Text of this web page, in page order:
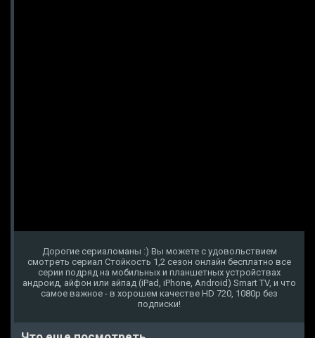
Дорогие сериаломаны :) Вы можете с удовольствием
смотреть сериал Стойкость 1,2 сезон онлайн бесплатно все
серии подряд на мобильных и планшетных устройствах
андроид, айфон или айпад (iPad, iPhone, Android) Smart TV, и что
самое важное - в хорошем качестве HD 720, 1080p без
подписки!